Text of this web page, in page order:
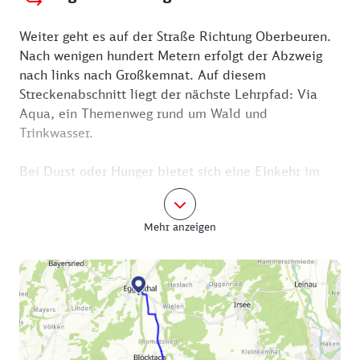
hat, nimmt sich gleich zu Beginn das Vogelquiz mit
oder lädt es sich als pdf-Datei herunter.
Weiter geht es auf der Straße Richtung Oberbeuren.
Nach wenigen hundert Metern erfolgt der Abzweig
nach links nach Großkemnat. Auf diesem
Streckenabschnitt liegt der nächste Lehrpfad: Via
Aqua, ein Themenweg rund um Wald und
Trinkwasser.
Bei Durst oder Hunger bietet sich eine Einkehr im
Café Burgstüble an. Im ehemaligen Amtshaus der
Burg Kemnat erwartet ein rustikal-historisches
Ambiente mit Biergarten sowie kalten und warmen
Café Burgstüble
Beim Römerturm 15
87600 Kaufbeuren
083419614961
Mehr anzeigen